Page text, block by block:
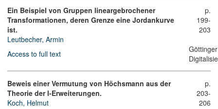
Ein Beispiel von Gruppen lineargebrochener
Transformationen, deren Grenze eine Jordankurve
ist.
Leutbecher, Armin
Access to full text
p.
199-
203
Göttinger
Beweis einer Vermutung von Höchsmann aus der
Theorie der l-Erweiterungen.
Koch, Helmut
p.
203-
206